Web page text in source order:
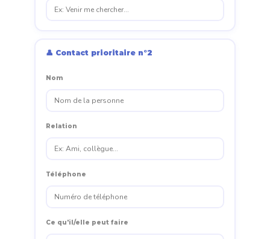
👤 Contact prioritaire n°2
Nom
Relation
Téléphone
Ce qu'il/elle peut faire